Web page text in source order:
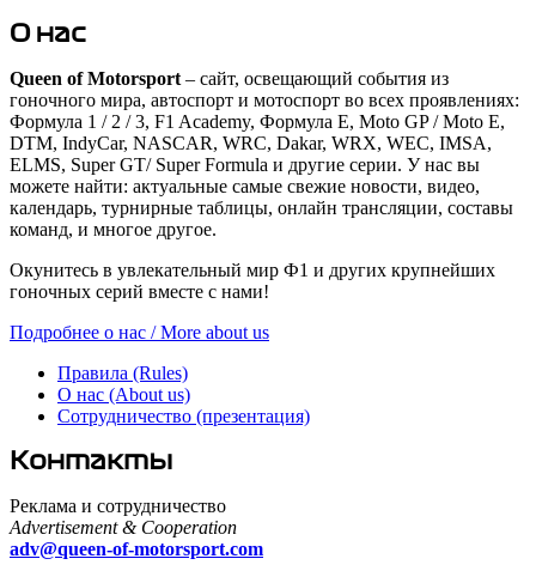
О нас
Queen of Motorsport – сайт, освещающий события из
гоночного мира, автоспорт и мотоспорт во всех проявлениях:
Формула 1 / 2 / 3, F1 Academy, Формула Е, Moto GP / Moto E,
DTM, IndyCar, NASCAR, WRC, Dakar, WRX, WEC, IMSA,
ELMS, Super GT/ Super Formula и другие серии. У нас вы
можете найти: актуальные самые свежие новости, видео,
календарь, турнирные таблицы, онлайн трансляции, составы
команд, и многое другое.
Окунитесь в увлекательный мир Ф1 и других крупнейших
гоночных серий вместе с нами!
Подробнее о нас / More about us
Правила (Rules)
О нас (About us)
Сотрудничество (презентация)
Контакты
Реклама и сотрудничество
Advertisement & Cooperation
adv@queen-of-motorsport.com